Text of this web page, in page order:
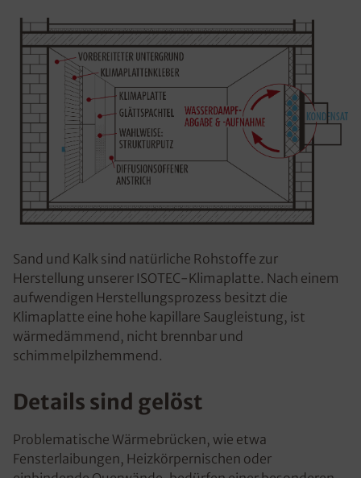
Sand und Kalk sind natürliche Rohstoffe zur
Herstellung unserer ISOTEC-Klimaplatte. Nach einem
aufwendigen Herstellungsprozess besitzt die
Klimaplatte eine hohe kapillare Saugleistung, ist
wärmedämmend, nicht brennbar und
schimmelpilzhemmend.
Details sind gelöst
Problematische Wärmebrücken, wie etwa
Fensterlaibungen, Heizkörpernischen oder